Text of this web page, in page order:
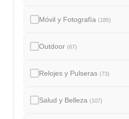
Móvil y Fotografía(185)
Outdoor(67)
Relojes y Pulseras(73)
Salud y Belleza(107)